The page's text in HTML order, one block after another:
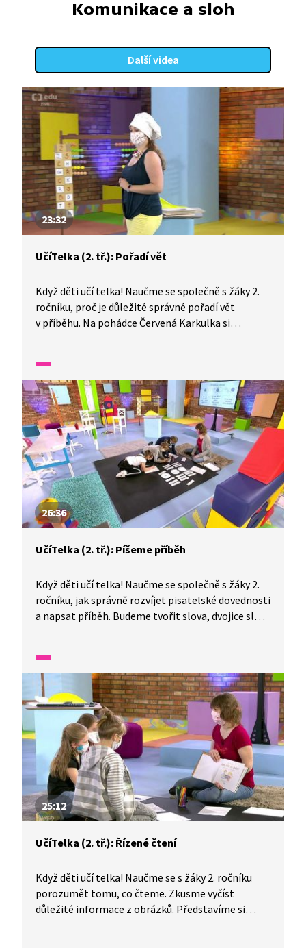
Komunikace a sloh
Další videa
23:32
UčíTelka (2. tř.): Pořadí vět
Když děti učí telka! Naučme se společně s žáky 2.
ročníku, proč je důležité správné pořadí vět
v příběhu. Na pohádce Červená Karkulka si
obrázky a vymyslíme vlastní příběh.
Nezapomeneme si připomenout, jaký je rozdíl
mezi souvětím a větou jednoduchou.
26:36
UčíTelka (2. tř.): Píšeme příběh
Když děti učí telka! Naučme se společně s žáky 2.
ročníku, jak správně rozvíjet pisatelské dovednosti
a napsat příběh. Budeme tvořit slova, dvojice slov,
25:12
UčíTelka (2. tř.): Řízené čtení
Když děti učí telka! Naučme se s žáky 2. ročníku
porozumět tomu, co čteme. Zkusme vyčíst
důležité informace z obrázků. Představíme si